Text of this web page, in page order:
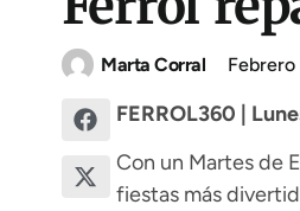
Marta Corral Febrero
FERROL360 |
Con un Martes de
fiestas más